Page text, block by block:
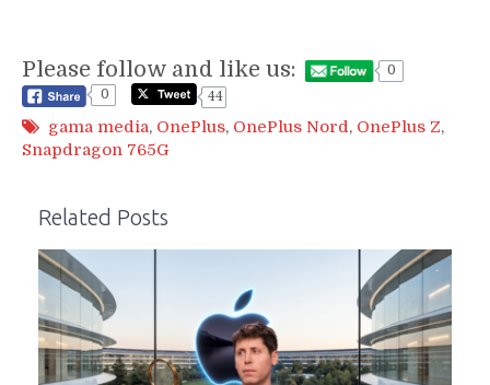
Please follow and like us:
0
0
44
gama media, OnePlus, OnePlus Nord, OnePlus Z,
Snapdragon 765G
Related Posts